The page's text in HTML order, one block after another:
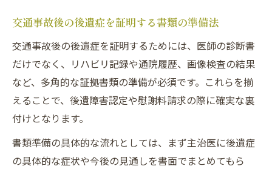
交通事故後の後遺症を証明する書類の準備法
交通事故後の後遺症を証明するためには、医師の診断書
だけでなく、リハビリ記録や通院履歴、画像検査の結果
など、多角的な証拠書類の準備が必須です。これらを揃
えることで、後遺障害認定や慰謝料請求の際に確実な裏
付けとなります。
書類準備の具体的な流れとしては、まず主治医に後遺症
の具体的な症状や今後の見通しを書面でまとめてもら